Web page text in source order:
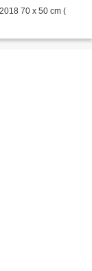
70 x 50 cm (